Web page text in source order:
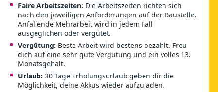
Faire Arbeitszeiten: Die Arbeitszeiten richten sich
nach den jeweiligen Anforderungen auf der Baustelle.
Anfallende Mehrarbeit wird in jedem Fall
ausgeglichen oder vergütet.
Vergütung: Beste Arbeit wird bestens bezahlt. Freu
dich auf eine sehr gute Vergütung und ein volles 13.
Monatsgehalt.
Urlaub: 30 Tage Erholungsurlaub geben dir die
Möglichkeit, deine Akkus wieder aufzuladen.